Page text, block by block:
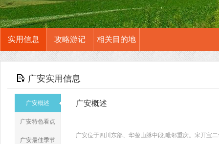
实用信息 攻略游记 相关目的地
广安实用信息
广安概述
广安特色看点
广安最佳季节
广安概述
广安位于四川东部、华蓥山脉中段,毗邻重庆。宋开宝